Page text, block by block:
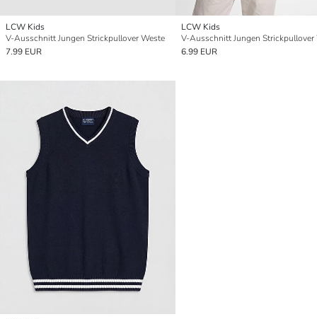
LCW Kids
V-Ausschnitt Jungen Strickpullover Weste
7.99 EUR
LCW Kids
V-Ausschnitt Jungen Strickpullover
6.99 EUR